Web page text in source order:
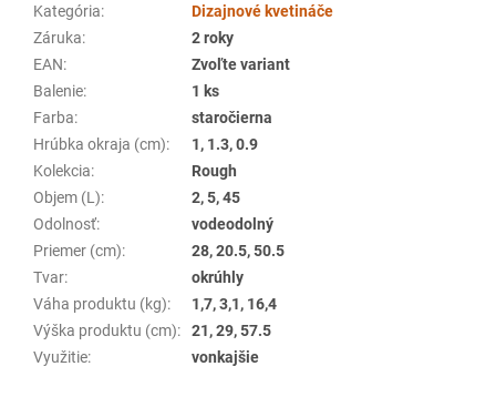
Kategória:
Dizajnové kvetináče
Záruka:
2 roky
EAN:
Zvoľte variant
Balenie:
1 ks
Farba:
staročierna
Hrúbka okraja (cm):
1, 1.3, 0.9
Kolekcia:
Rough
Objem (L):
2, 5, 45
Odolnosť:
vodeodolný
Priemer (cm):
28, 20.5, 50.5
Tvar:
okrúhly
Váha produktu (kg):
1,7, 3,1, 16,4
Výška produktu (cm):
21, 29, 57.5
Využitie: vonkajšie